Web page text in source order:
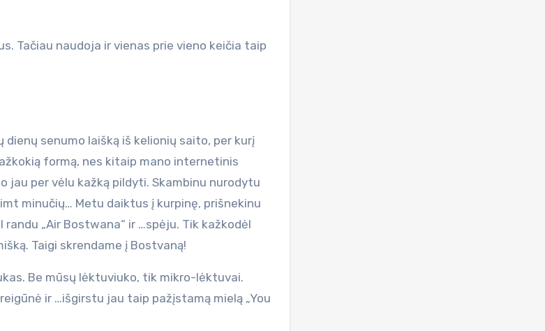
Tačiau naudoja ir vienas prie vieno keičia taip
senumo laišką iš kelionių saito, per kurį
formą, nes kitaip mano internetinis
per vėlu kažką pildyti. Skambinu nurodytu
minučių… Metu daiktus į kurpinę, prišnekinu
„Air Bostwana“ ir …spėju. Tik kažkodėl
Taigi skrendame į Bostvaną!
Be mūsų lėktuviuko, tik mikro-lėktuvai.
ir …išgirstu jau taip pažįstamą mielą „You